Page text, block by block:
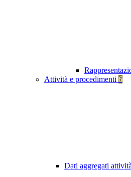
Attività e procedimenti 6
Dati aggregati